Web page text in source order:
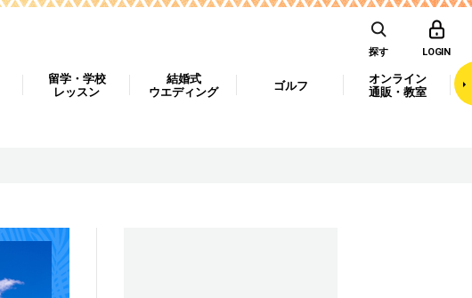
探す LOGIN
留学・学校
レッスン
結婚式
ウエディング
ゴルフ
オンライン
通販・教室